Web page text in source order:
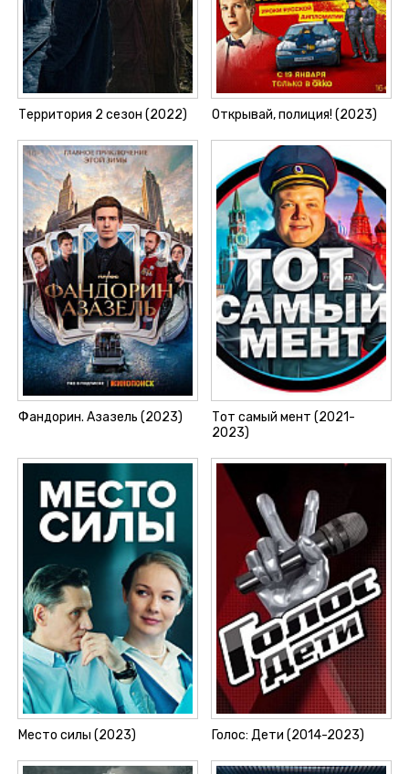
Территория 2 сезон (2022) Открывай, полиция! (2023)
Фандорин. Азазель (2023)
Тот самый мент (2021-
2023)
Место силы (2023) Голос: Дети (2014-2023)